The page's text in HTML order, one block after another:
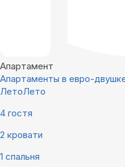
Апартамент
Апартаменты в евро-
ЛетоЛето
4 гостя
2 кровати
1 спальня